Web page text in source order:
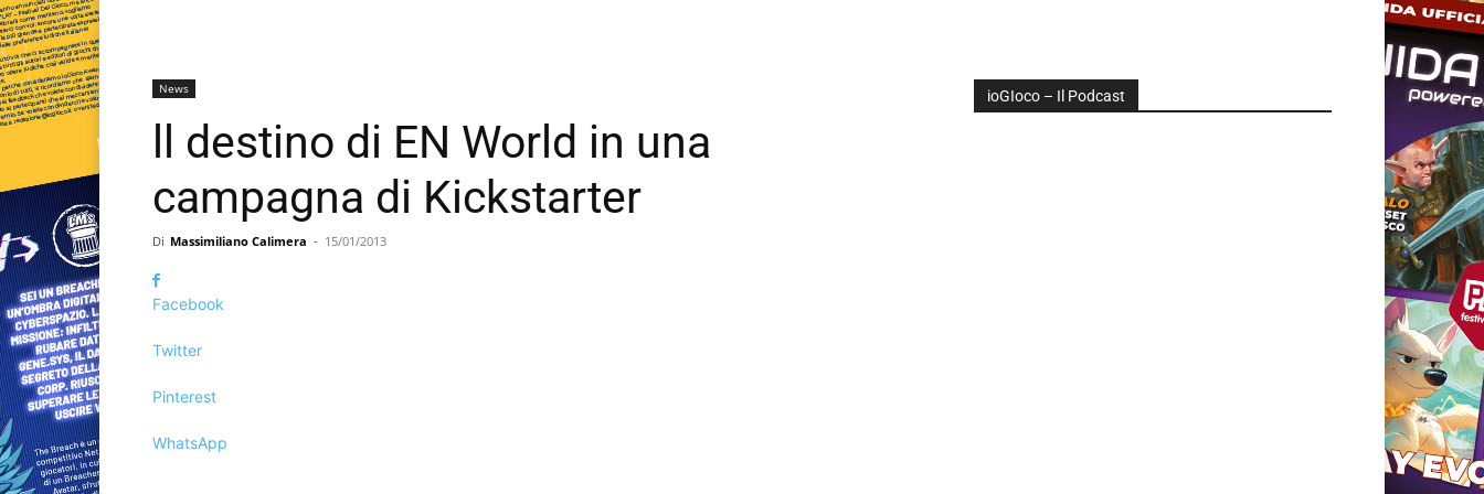
News
ll destino di EN World in una
campagna di Kickstarter
Di Massimiliano Calimera - 15/01/2013
Facebook
Twitter
Pinterest
WhatsApp
ioGIoco – Il Podcast